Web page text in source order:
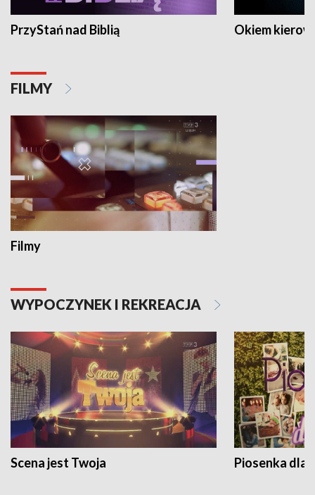
PrzyStań nad Biblią Okiem
FILMY
Filmy
WYPOCZYNEK I REKREACJA
Scena jest Twoja Piosenka dla